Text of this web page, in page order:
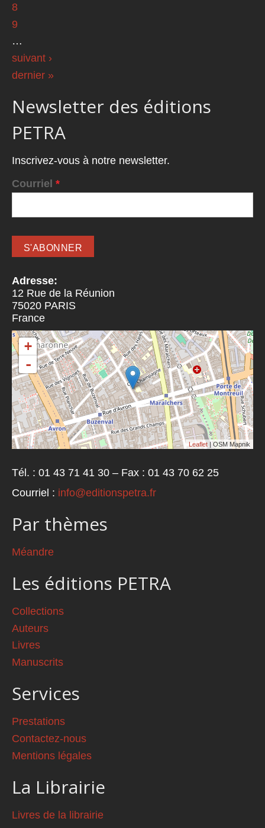
8
9
…
suivant ›
dernier »
Newsletter des éditions
PETRA
Inscrivez-vous à notre newsletter.
Courriel *
Adresse:
12 Rue de la Réunion
75020 PARIS
France
+
-
Leaflet | OSM Mapnik
Tél. : 01 43 71 41 30 – Fax : 01 43 70 62 25
Courriel : info@editionspetra.fr
Par thèmes
Méandre
Les éditions PETRA
Collections
Auteurs
Livres
Manuscrits
Services
Prestations
Contactez-nous
Mentions légales
La Librairie
Livres de la librairie